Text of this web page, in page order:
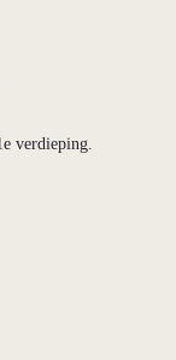
verdieping.